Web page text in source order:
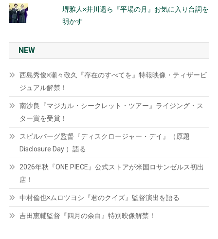
堺雅人×井川遥ら『平場の月』お気に入り台詞を
明かす
NEW
西島秀俊×瀬々敬久『存在のすべてを』特報映像・ティザービ
ジュアル解禁！
南沙良『マジカル・シークレット・ツアー』ライジング・ス
ター賞を受賞！
スピルバーグ監督『ディスクロージャー・デイ』（原題
Disclosure Day ）語る
2026年秋『ONE PIECE』公式ストアが米国ロサンゼルス初出
店！
中村倫也×ムロツヨシ『君のクイズ』監督演出を語る
吉田恵輔監督『四月の余白』特別映像解禁！